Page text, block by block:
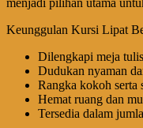
menjadi pilihan utama
Keunggulan Kursi Lipat
Dilengkapi meja
Dudukan nyaman
Rangka kokoh serta
Hemat ruang dan
Tersedia dalam